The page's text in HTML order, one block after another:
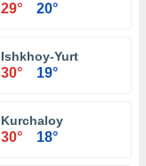
29° 20°
Ishkhoy-Yurt
30° 19°
Kurchaloy
30° 18°